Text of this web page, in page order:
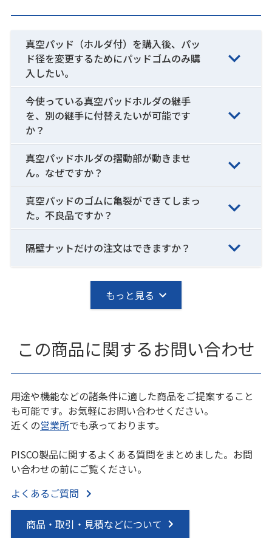
真空パッド（ホルダ付）を購入後、パッ
ド径を変更するためにパッドゴムのみ購
入したい。
今使っている真空パッドホルダの継手
を、別の継手に付替えたいが可能です
か？
真空パッドホルダの摺動部が動きませ
ん。なぜですか？
真空パッドのゴムに亀裂ができてしまっ
た。不良品ですか？
隔壁ナットだけの注文はできますか？
もっと見る
この商品に関するお問い合わせ
用途や機能などの諸条件に適した商品をご提案すること
も可能です。お気軽にお問い合わせください。
近くの営業所でも承っております。
PISCO製品に関するよくある質問をまとめました。お問
い合わせの前にご覧ください。
よくあるご質問
商品・取引・見積などについて